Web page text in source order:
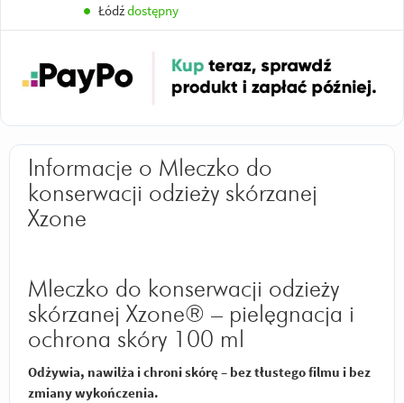
● Łódźdostępny
Informacje o Mleczko do
konserwacji odzieży skórzanej
Xzone
Mleczko do konserwacji odzieży
skórzanej Xzone® – pielęgnacja i
ochrona skóry 100 ml
Odżywia, nawilża i chroni skórę – bez tłustego filmu i bez
zmiany wykończenia.